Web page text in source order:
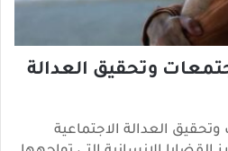
وتحقيق العدالة
وتحقيق العدالة الاجتماعية